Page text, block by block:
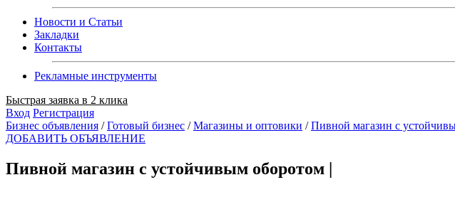
Новости и Статьи
Закладки
Контакты
Рекламные инструменты
Быстрая заявка в 2 клика
Вход Регистрация
Бизнес объявления /Готовый бизнес /Магазины и оптовики /Пивной магазин с
ДОБАВИТЬ ОБЪЯВЛЕНИЕ
Пивной магазин с устойчивым оборотом |